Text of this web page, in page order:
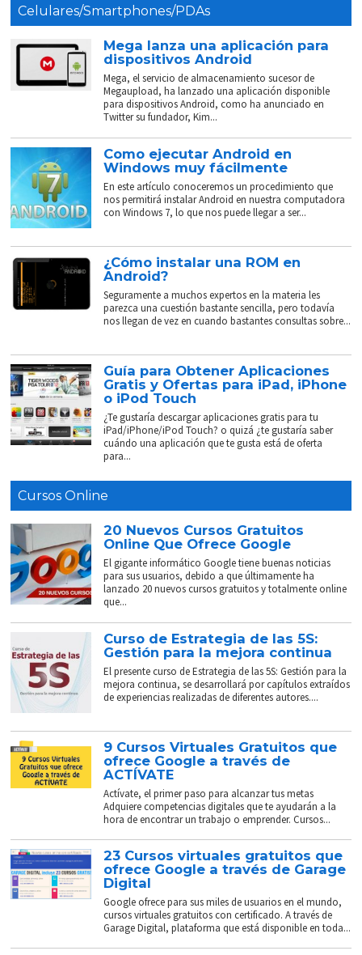
Celulares/Smartphones/PDAs
Mega lanza una aplicación para
dispositivos Android
Mega, el servicio de almacenamiento sucesor de
Megaupload, ha lanzado una aplicación disponible
para dispositivos Android, como ha anunciado en
Twitter su fundador, Kim...
Como ejecutar Android en
Windows muy fácilmente
En este artículo conoceremos un procedimiento que
nos permitirá instalar Android en nuestra computadora
con Windows 7, lo que nos puede llegar a ser...
¿Cómo instalar una ROM en
Android?
Seguramente a muchos expertos en la materia les
parezca una cuestión bastante sencilla, pero todavía
nos llegan de vez en cuando bastantes consultas sobre...
Guía para Obtener Aplicaciones
Gratis y Ofertas para iPad, iPhone
o iPod Touch
¿Te gustaría descargar aplicaciones gratis para tu
iPad/iPhone/iPod Touch? o quizá ¿te gustaría saber
cuándo una aplicación que te gusta está de oferta
para...
Cursos Online
20 Nuevos Cursos Gratuitos
Online Que Ofrece Google
El gigante informático Google tiene buenas noticias
para sus usuarios, debido a que últimamente ha
lanzado 20 nuevos cursos gratuitos y totalmente online
que...
Curso de Estrategia de las 5S:
Gestión para la mejora continua
El presente curso de Estrategia de las 5S: Gestión para la
mejora continua, se desarrollará por capítulos extraídos
de experiencias realizadas de diferentes autores....
9 Cursos Virtuales Gratuitos que
ofrece Google a través de
ACTÍVATE
Actívate, el primer paso para alcanzar tus metas
Adquiere competencias digitales que te ayudarán a la
hora de encontrar un trabajo o emprender. Cursos...
23 Cursos virtuales gratuitos que
ofrece Google a través de Garage
Digital
Google ofrece para sus miles de usuarios en el mundo,
cursos virtuales gratuitos con certificado. A través de
Garage Digital, plataforma que está disponible en toda...